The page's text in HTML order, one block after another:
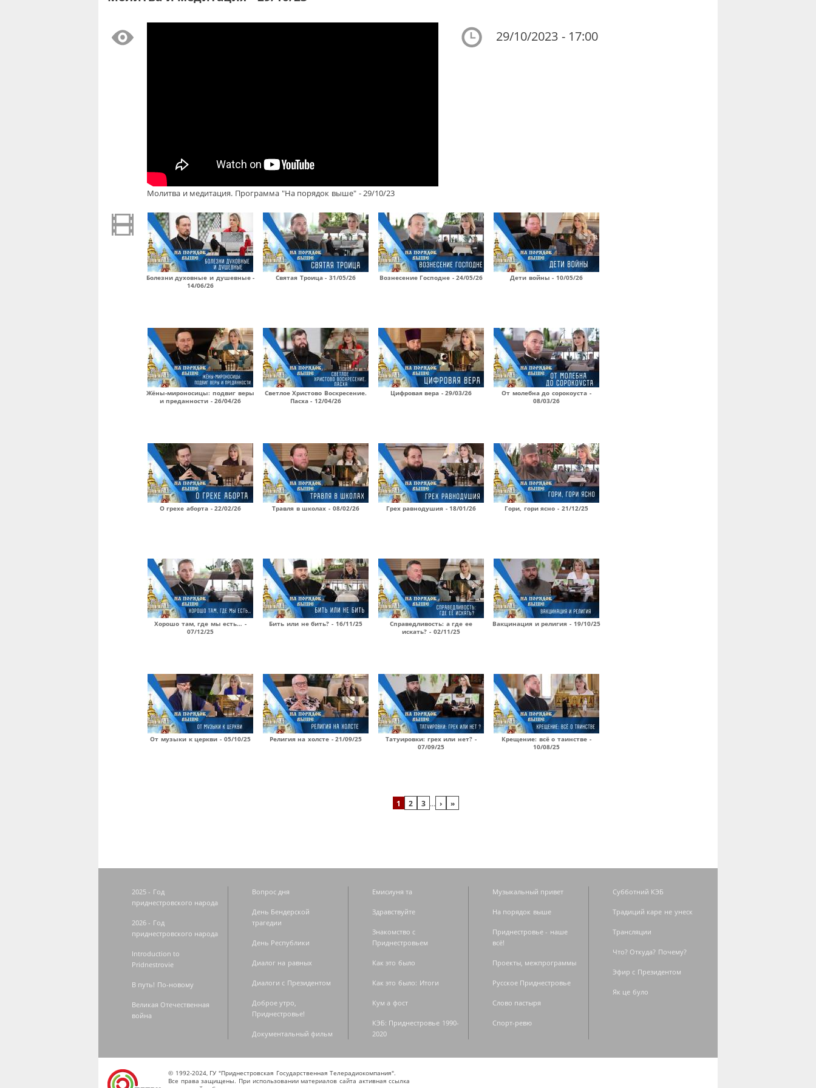
Молитва и медитация. Программа "На порядок выше" - 29/10/23
29/10/2023 - 17:00
Болезни духовные и душевные -
14/06/26
Святая Троица - 31/05/26 Вознесение Господне - 24/05/26 Дети войны - 10/05/26
Жёны-мироносицы: подвиг веры
и преданности - 26/04/26
Светлое Христово Воскресение.
Пасха - 12/04/26
Цифровая вера - 29/03/26
От молебна до сорокоуста -
08/03/26
О грехе аборта - 22/02/26 Травля в школах - 08/02/26 Грех равнодушия - 18/01/26 Гори, гори ясно - 21/12/25
Хорошо там, где мы есть… -
07/12/25
Бить или не бить? - 16/11/25
Справедливость: а где ее
искать? - 02/11/25
Вакцинация и религия - 19/10/25
От музыки к церкви - 05/10/25 Религия на холсте - 21/09/25
Татуировки: грех или нет? -
07/09/25
Крещение: всё о таинстве -
10/08/25
1 2 3 … › »
2025 - Год
приднестровского народа
2026 - Год
приднестровского народа
Introduction to
Pridnestrovie
В путь! По-новому
Великая Отечественная
война
Вопрос дня
День Бендерской
трагедии
День Республики
Диалог на равных
Диалоги с Президентом
Доброе утро,
Приднестровье!
Документальный фильм
Емисиуня та
Здравствуйте
Знакомство с
Приднестровьем
Как это было
Как это было: Итоги
Кум а фост
КЭБ: Приднестровье 1990-
2020
Музыкальный привет
На порядок выше
Приднестровье - наше
всё!
Проекты, межпрограммы
Русское Приднестровье
Слово пастыря
Спорт-ревю
Субботний КЭБ
Традиций каре не унеск
Трансляции
Что? Откуда? Почему?
Эфир с Президентом
Як це було
© 1992-2024, ГУ "Приднестровская Государственная Телерадиокомпания".
Все права защищены. При использовании материалов сайта активная ссылка